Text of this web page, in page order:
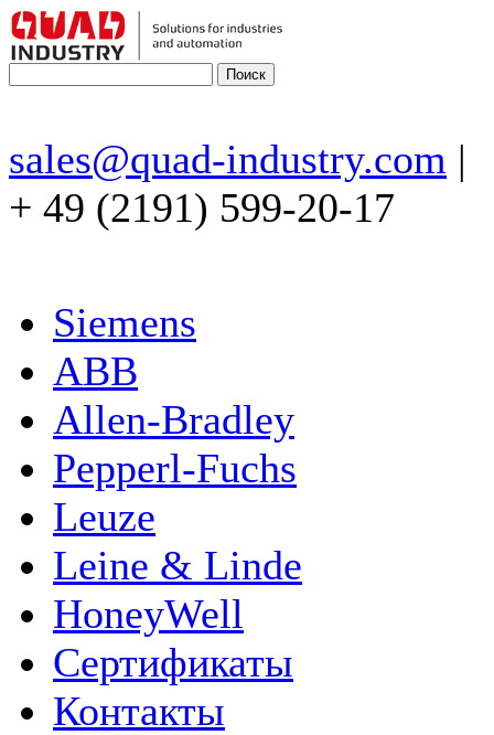
sales@quad-industry.com |
+ 49 (2191) 599-20-17
Siemens
ABB
Allen-Bradley
Pepperl-Fuchs
Leuze
Leine & Linde
HoneyWell
Сертификаты
Контакты